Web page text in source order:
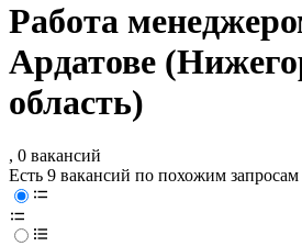
Работа
Ардатове
область)
, 0 вакансий
Есть 9 вакансий по похожим запросам